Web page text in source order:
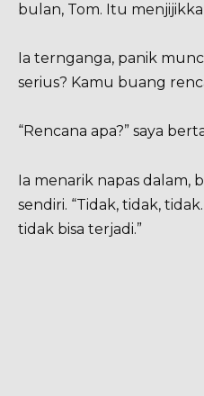
bulan, Tom. Itu
Ia ternganga, panik
serius? Kamu buang
“Rencana apa?” saya
Ia menarik napas dalam,
sendiri. “Tidak, tidak,
tidak bisa terjadi.”